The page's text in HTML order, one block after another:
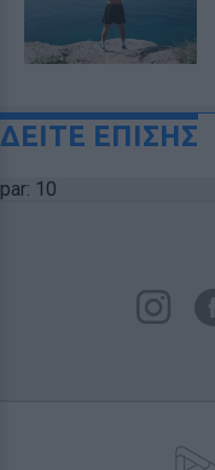
ΔΕΙΤΕ ΕΠΙΣΗΣ
par: 10